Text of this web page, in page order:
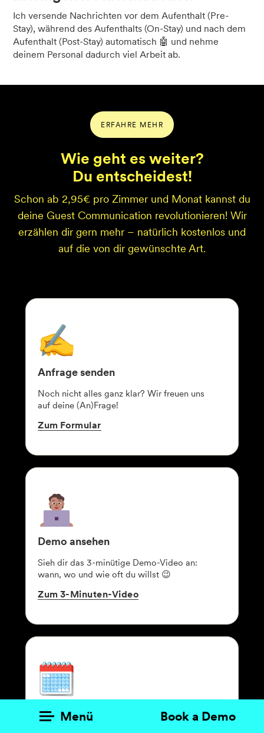
Menü Book a Demo
KI Agents
Lösungen
Preise
Ressourcen
Über mich
Ich versende Nachrichten vor dem Aufenthalt (Pre-
Stay), während des Aufenthalts (On-Stay) und nach dem
Aufenthalt (Post-Stay) automatisch 🤖 und nehme
deinem Personal dadurch viel Arbeit ab.
ERFAHRE MEHR
Wie geht es weiter?
Du entscheidest!
Schon ab 2,95€ pro Zimmer und Monat kannst du
deine Guest Communication revolutionieren! Wir
erzählen dir gern mehr – natürlich kostenlos und
auf die von dir gewünschte Art.
Anfrage senden
Noch nicht alles ganz klar? Wir freuen uns
auf deine (An)Frage!
Zum Formular
Demo ansehen
Sieh dir das 3-minütige Demo-Video an:
wann, wo und wie oft du willst 😉
Zum 3-Minuten-Video
Termin holen